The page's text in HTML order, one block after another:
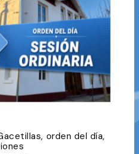
orden del día